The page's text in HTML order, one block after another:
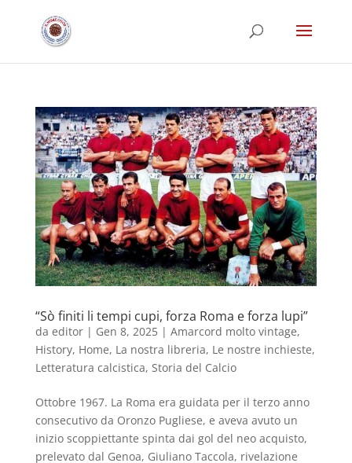
“Sò finiti li tempi cupi, forza Roma e forza lupi”
da editor| Gen 8, 2025| Amarcord molto vintage,
History, Home, La nostra libreria, Le nostre inchieste,
Letteratura calcistica, Storia del Calcio
Ottobre 1967. La Roma era guidata per il terzo anno
consecutivo da Oronzo Pugliese, e aveva avuto un
inizio scoppiettante spinta dai gol del neo acquisto,
prelevato dal Genoa, Giuliano Taccola, rivelazione